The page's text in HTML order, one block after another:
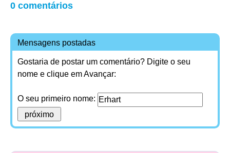
0 comentários
Mensagens postadas
Gostaria de postar um comentário? Digite o seu
nome e clique em Avançar:
O seu primeiro nome: